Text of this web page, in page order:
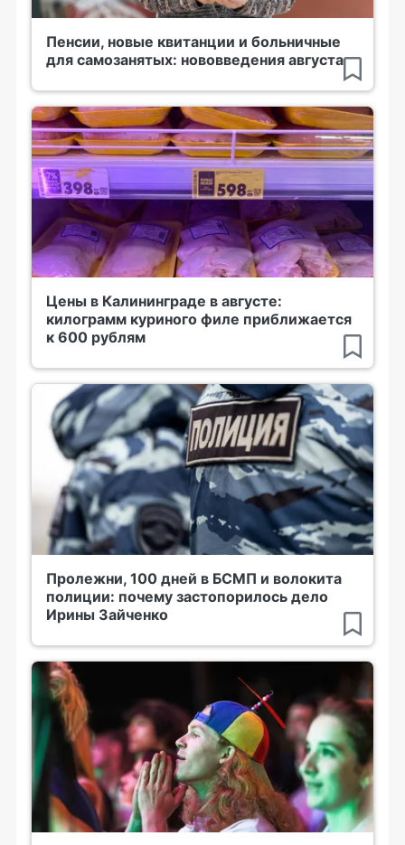
Пенсии, новые квитанции и больничные
для самозанятых: нововведения августа
Цены в Калининграде в августе:
килограмм куриного филе приближается
к 600 рублям
Пролежни, 100 дней в БСМП и волокита
полиции: почему застопорилось дело
Ирины Зайченко